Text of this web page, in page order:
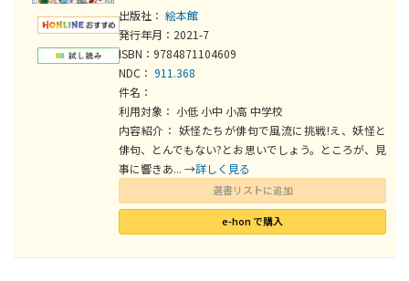
出版社： 絵本館
発行年月：2021-7
ISBN：9784871104609
NDC： 911.368
件名：
利用対象： 小低 小中 小高 中学校
内容紹介： 妖怪たちが俳句で風流に挑戦!え、妖怪と
俳句、とんでもない?とお思いでしょう。ところが、見
事に響きあ... →詳しく見る
選書リストに追加
e-hon で購入